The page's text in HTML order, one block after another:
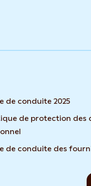
de conduite 2025
de protection des
de conduite des